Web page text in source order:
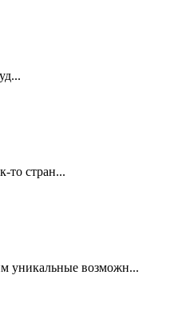
то стран...
уникальные возможн...